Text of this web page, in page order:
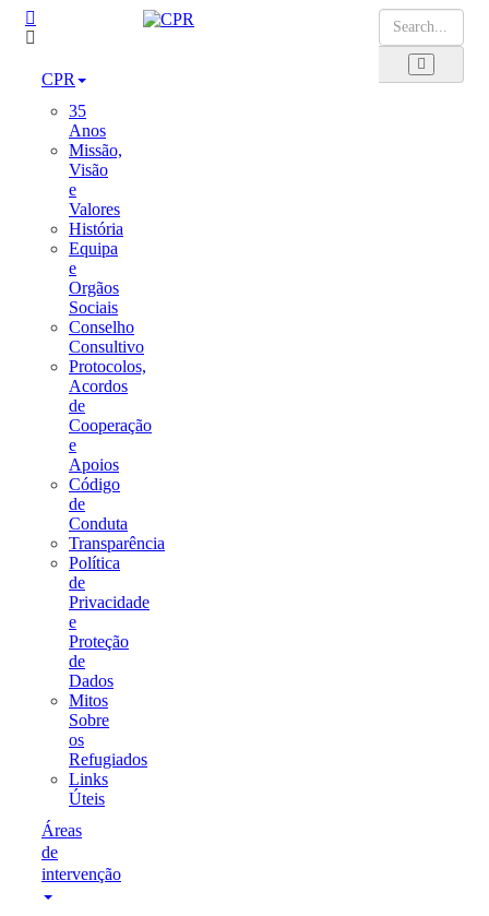
CPR
35
Anos
Missão,
Visão
e
Valores
História
Equipa
e
Orgãos
Sociais
Conselho
Consultivo
Protocolos,
Acordos
de
Cooperação
e
Apoios
Código
de
Conduta
Transparência
Política
de
Privacidade
e
Proteção
de
Dados
Mitos
Sobre
os
Refugiados
Links
Úteis
Áreas
de
intervenção